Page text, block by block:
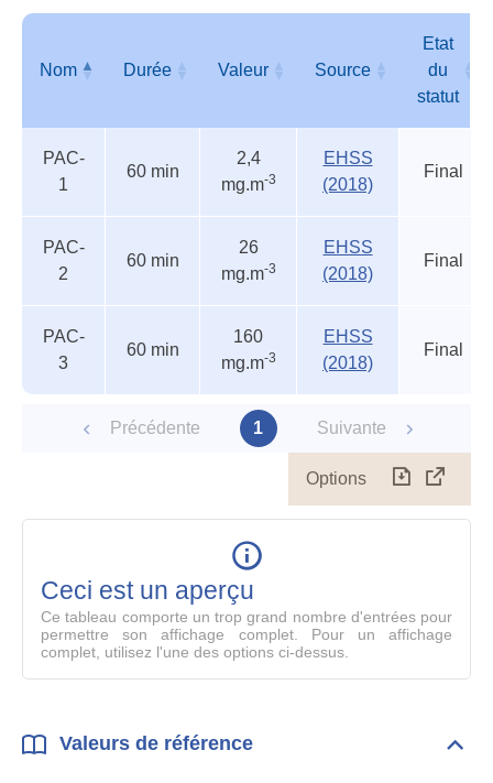
seuils
accidentels
Nom Durée Valeur Source
Etat
du
statut
du
PAC-
1
60 min
2,4
mg.m-3
EHSS
(2018)
Final
PAC-
2
60 min
26
mg.m-3
EHSS
(2018)
Final
PAC-
3
60 min
160
mg.m-3
EHSS
(2018)
Final
Précédente 1 Suivante
Options
le
Ceci est un aperçu
Ce tableau comporte un trop grand nombre d'entrées pour
permettre son affichage complet. Pour un affichage
complet, utilisez l'une des options ci-dessus.
Valeurs de référence